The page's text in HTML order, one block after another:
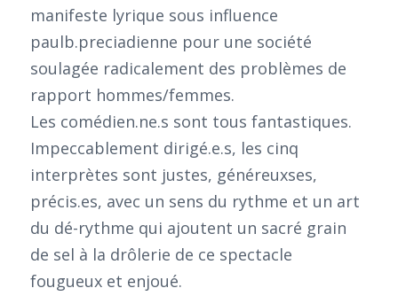
manifeste lyrique sous influence
paulb.preciadienne pour une société
soulagée radicalement des problèmes de
rapport hommes/femmes.
Les comédien.ne.s sont tous fantastiques.
Impeccablement dirigé.e.s, les cinq
interprètes sont justes, généreuxses,
précis.es, avec un sens du rythme et un art
du dé-rythme qui ajoutent un sacré grain
de sel à la drôlerie de ce spectacle
fougueux et enjoué.